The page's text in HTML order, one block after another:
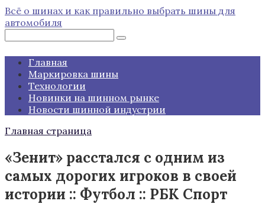
Перейти
к
Всё о шинах и как правильно выбрать шины для
автомобиля
Главная
Маркировка шины
Технологии
Новинки на шинном рынке
Новости шинной индустрии
Главная страница
«Зенит» расстался с одним из
самых дорогих игроков в своей
истории :: Футбол :: РБК Спорт